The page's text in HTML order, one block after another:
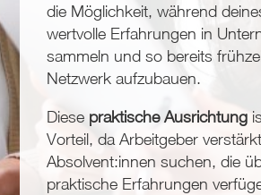
die Möglichkeit, während
wertvolle Erfahrungen in
sammeln und so bereits
Netzwerk aufzubauen.
Diese praktische Ausrichtung
Vorteil, da Arbeitgeber
Absolvent:innen suchen, die
praktische Erfahrungen